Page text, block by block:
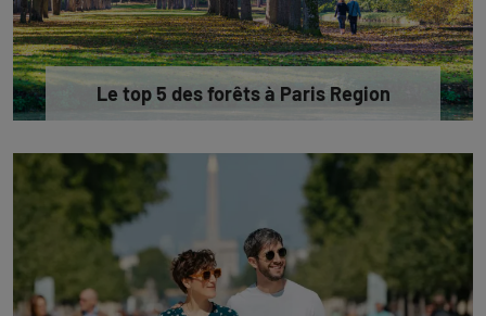
Le top 5 des forêts à Paris Region